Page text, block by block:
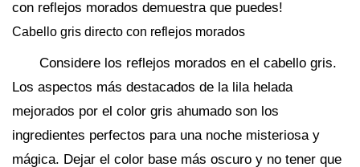
con reflejos morados demuestra que puedes!
Cabello gris directo con reflejos morados
Considere los reflejos morados en el cabello gris.
Los aspectos más destacados de la lila helada
mejorados por el color gris ahumado son los
ingredientes perfectos para una noche misteriosa y
mágica. Dejar el color base más oscuro y no tener que